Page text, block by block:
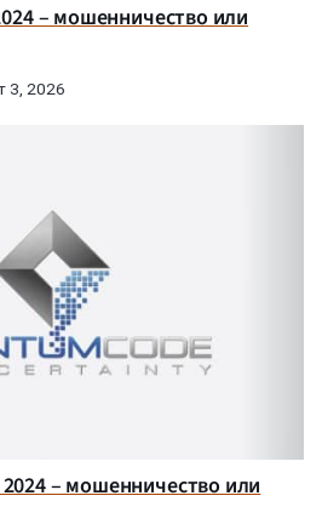
– мошенничество или
3, 2026
– мошенничество или